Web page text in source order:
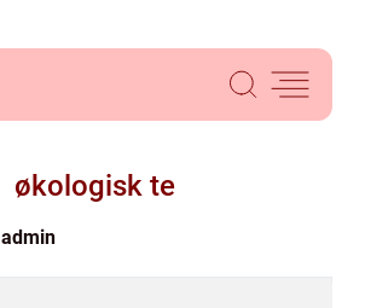
økologisk te
admin